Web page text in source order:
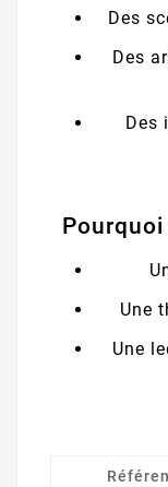
Des
Des
Des
Une
Une